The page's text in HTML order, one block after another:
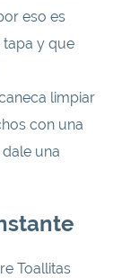
eso es
tapa y que
limpiar
con una
una
Toallitas